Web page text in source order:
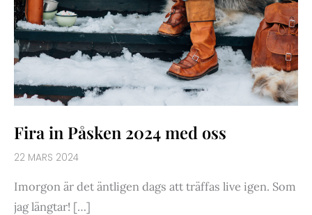
Fira in Påsken 2024 med oss
22 MARS 2024
Imorgon är det äntligen dags att träffas live igen. Som
jag längtar! […]